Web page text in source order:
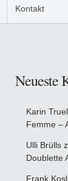
Kontakt
Neueste
Karin
Femme –
Ulli Brülls
Doublette
Frank